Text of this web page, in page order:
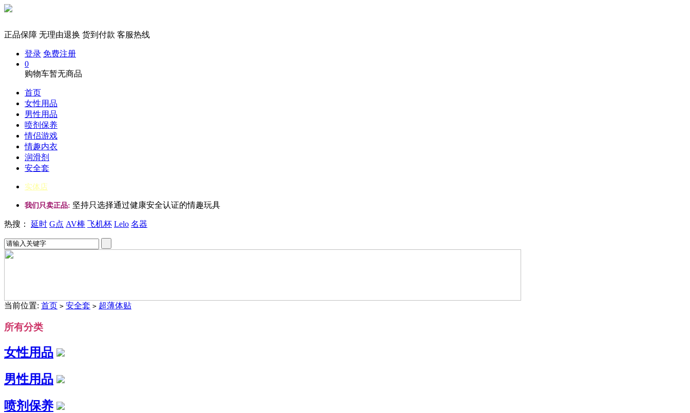
正品保障 无理由退换 货到付款 客服热线
登录 免费注册
0
购物车暂无商品
首页
女性用品
男性用品
喷剂保养
情侣游戏
情趣内衣
润滑剂
安全套
实体店
我们只卖正品: 坚持只选择通过健康安全认证的情趣玩具
热搜： 延时 G点 AV棒 飞机杯 Lelo 名器
当前位置: 首页 > 安全套 > 超薄体贴
所有分类
女性用品
男性用品
喷剂保养